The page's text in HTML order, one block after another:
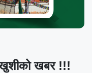
खबर !!!